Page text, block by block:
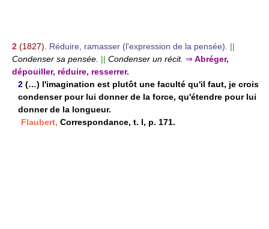
2 (1827). Réduire, ramasser (l'expression de la pensée). ||
Condenser sa pensée. || Condenser un récit. ⇒ Abréger,
dépouiller, réduire, resserrer.
2 (…) l'imagination est plutôt une faculté qu'il faut, je crois
condenser pour lui donner de la force, qu'étendre pour lui
donner de la longueur.
Flaubert, Correspondance, t. I, p. 171.